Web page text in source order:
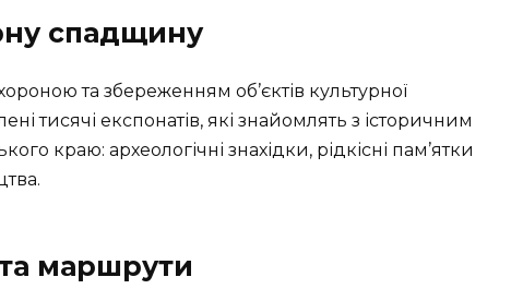
спадщину
та збереженням об’єктів культурної
тисячі експонатів, які знайомлять з історичним
краю: археологічні знахідки, рідкісні пам’ятки
маршрути